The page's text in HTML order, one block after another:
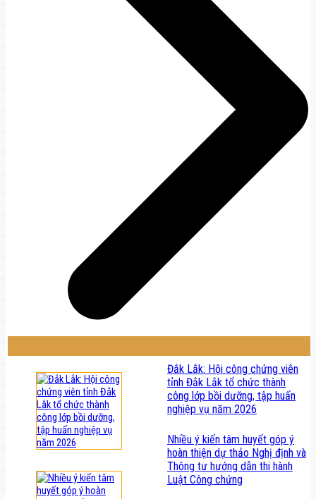
Đắk Lắk: Hội công chứng viên
tỉnh Đắk Lắk tổ chức thành
công lớp bồi dưỡng, tập huấn
nghiệp vụ năm 2026
Nhiều ý kiến tâm huyết góp ý
hoàn thiện dự thảo Nghị định và
Thông tư hướng dẫn thi hành
Luật Công chứng